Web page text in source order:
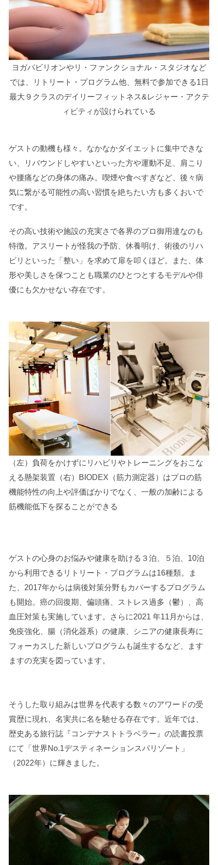
ヨガパビリオンやリ・ファンクショナル・スタジオなど
では、リトリート・プログラム他、無料で参加できる1⽇
最⼤９クラスのデイリーフィットネス&レジャー・アクテ
ィビティが設けられている
ゲストの動機も様々。なかなかダイエットに集中できな
い、リバウンドしやすいといった方や運動不足、肩こり
や腰痛などの身体の痛み。喫煙や食べすぎなど、後々病
気に繋がる可能性の高い習慣を絶ちたい方も多くおいで
です。
その高い技術や施設の充実さで各界のプロ御用達なのも
特徴。アスリートが怪我の予防、休養明け、術後のリハ
ビリといった「整い」を求めて扉を叩くほど。また、体
形や美しさを保つことも職業のひとつとするモデルや俳
優にも欠かせない存在です。
（左）負荷をかけずにリハビリやトレーニングをおこな
える懸架装置（右）BIODEX（筋力測定器）はプロの筋
機能特性の向上や評価ばかりでなく、一般の加齢による
筋機能低下を探ることができる
ゲストの心身のお悩みや健康を助ける３泊、５泊、10泊
から利用できるリトリート・プログラムは16種類。ま
た、2017年からは病後対策分野もカバーするプログラム
も開始。癌の回復期、偏頭痛、ストレス過多（鬱）、⾼
⾎圧対策も実施しています。さらに2021 年11⽉からは、
免疫強化、腸（消化器系）の健康、シニアの健康⻑寿に
フォーカスした新しいプログラムも誕⽣するなど、ます
ますの充実を図っています。
そうした取り組みは世界を代表する数々のアワードの受
賞歴に現れ、名実共に名を馳せる存在です。近年では、
歴史ある旅行誌『コンデナストトラベラー』の読書投票
にて「世界No.1デスティネーションスパリゾート」
（2022年）に輝きました。